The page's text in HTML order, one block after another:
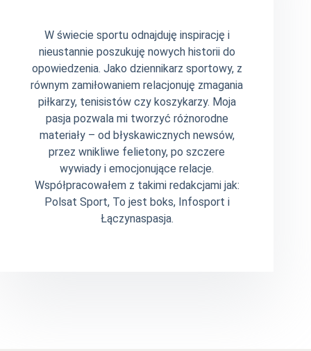
W świecie sportu odnajduję inspirację i
nieustannie poszukuję nowych historii do
opowiedzenia. Jako dziennikarz sportowy, z
równym zamiłowaniem relacjonuję zmagania
piłkarzy, tenisistów czy koszykarzy. Moja
pasja pozwala mi tworzyć różnorodne
materiały – od błyskawicznych newsów,
przez wnikliwe felietony, po szczere
wywiady i emocjonujące relacje.
Współpracowałem z takimi redakcjami jak:
Polsat Sport, To jest boks, Infosport i
Łączynaspasja.